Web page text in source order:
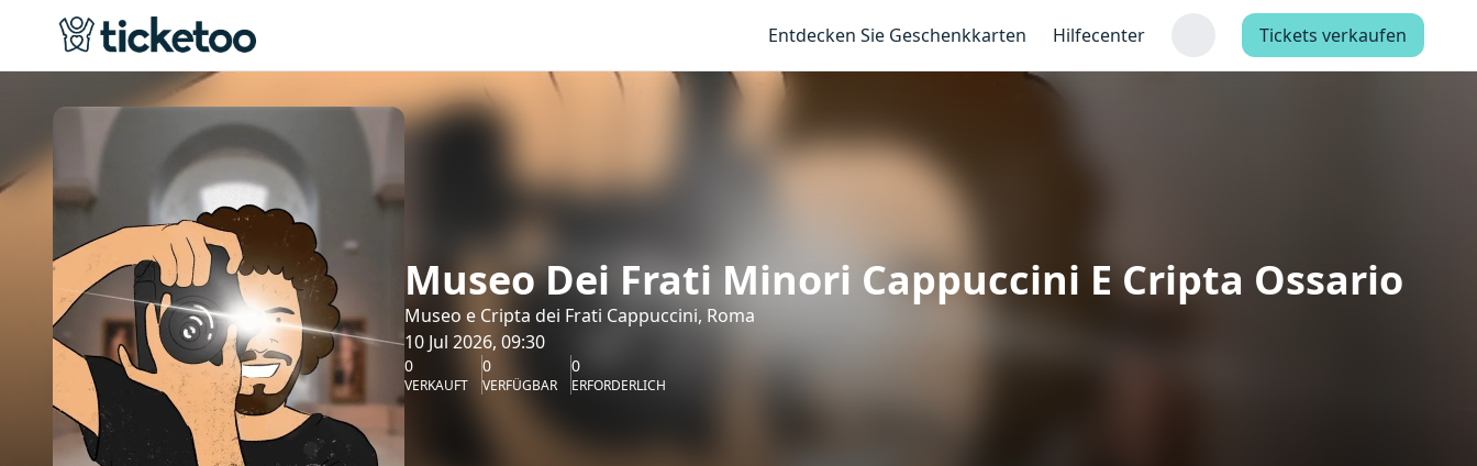
Entdecken Sie Geschenkkarten Hilfecenter Tickets verkaufen
Museo Dei Frati Minori Cappuccini E Cripta Ossario
Museo e Cripta dei Frati Cappuccini, Roma
10 Jul 2026, 09:30
0
VERKAUFT
0
VERFÜGBAR
0
ERFORDERLICH